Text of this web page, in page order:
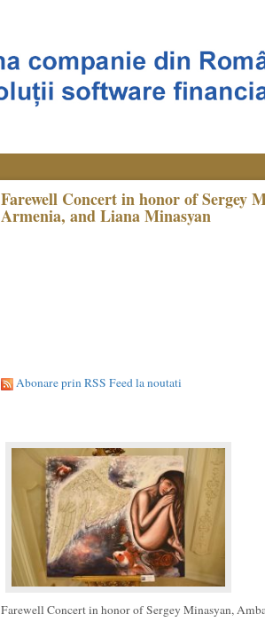
Farewell Concert in honor of Sergey
Armenia, and Liana Minasyan
Abonare prin RSS Feed la noutati
Farewell Concert in honor of Sergey Minasyan,